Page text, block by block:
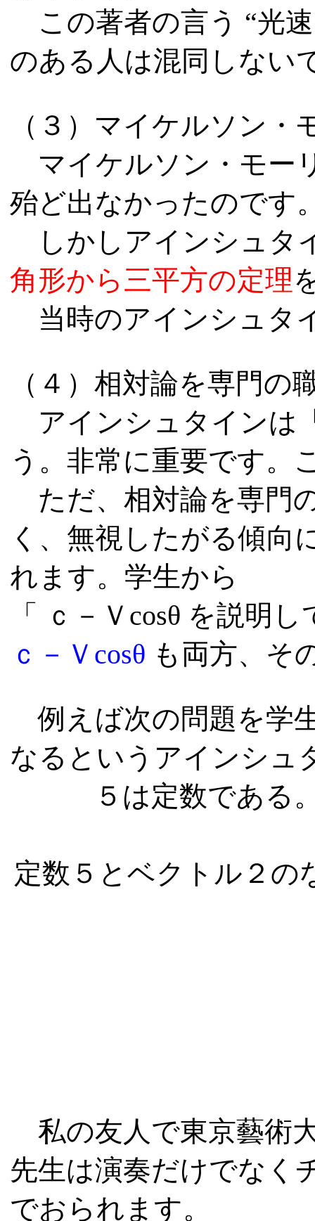
この著者の言う “光
のある人は混同しない
（３）マイケルソン・
マイケルソン・モー
殆ど出なかったのです
しかしアインシュタ
角形から三平方の定理
当時のアインシュタ
（４）相対論を専門
アインシュタインは
う。非常に重要です。
ただ、相対論を専門
く、無視したがる傾向
れます。学生から
「
ｃ－Ｖcosθ を説明
ｃ－Ｖcosθ も両方、そ
例えば次の問題を学
なるというアインシュ
５ は定数である
定数 ５ とベクトル ２ の
私の友人で東京藝術
先生は演奏だけでなく
でおられます。